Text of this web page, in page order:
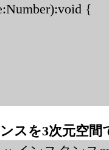
{
スを3次元空間